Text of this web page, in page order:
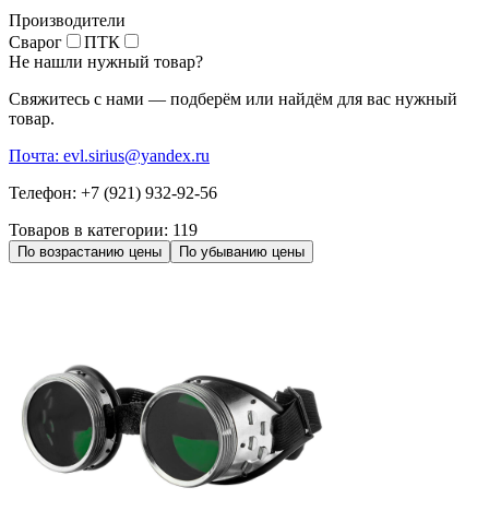
Производители
Сварог
ПТК
Не нашли нужный товар?
Свяжитесь с нами — подберём или найдём для вас нужный
товар.
Почта: evl.sirius@yandex.ru
Телефон: +7 (921) 932-92-56
Товаров в категории: 119
По возрастанию цены По убыванию цены